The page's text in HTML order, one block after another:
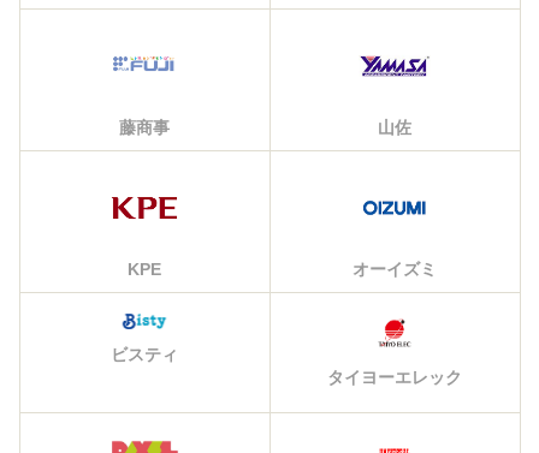
藤商事 山佐
KPE オーイズミ
ビスティ
タイヨーエレック